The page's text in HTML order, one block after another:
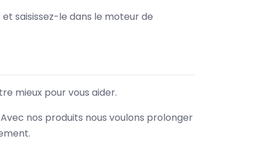
saisissez-le dans le moteur de
mieux pour vous aider.
nos produits nous voulons prolonger